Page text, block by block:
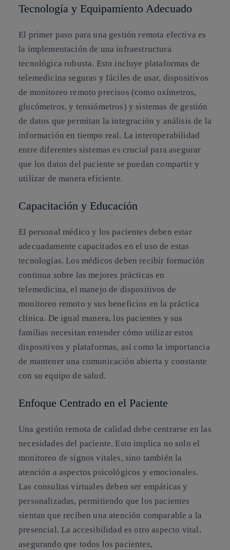
Tecnología y Equipamiento Adecuado
El primer paso para una gestión remota efectiva es
la implementación de una infraestructura
tecnológica robusta. Esto incluye plataformas de
telemedicina seguras y fáciles de usar, dispositivos
de monitoreo remoto precisos (como oxímetros,
glucómetros, y tensiómetros) y sistemas de gestión
de datos que permitan la integración y análisis de la
información en tiempo real. La interoperabilidad
entre diferentes sistemas es crucial para asegurar
que los datos del paciente se puedan compartir y
utilizar de manera eficiente.
Capacitación y Educación
El personal médico y los pacientes deben estar
adecuadamente capacitados en el uso de estas
tecnologías. Los médicos deben recibir formación
continua sobre las mejores prácticas en
telemedicina, el manejo de dispositivos de
monitoreo remoto y sus beneficios en la práctica
clínica. De igual manera, los pacientes y sus
familias necesitan entender cómo utilizar estos
dispositivos y plataformas, así como la importancia
de mantener una comunicación abierta y constante
con su equipo de salud.
Enfoque Centrado en el Paciente
Una gestión remota de calidad debe centrarse en las
necesidades del paciente. Esto implica no solo el
monitoreo de signos vitales, sino también la
atención a aspectos psicológicos y emocionales.
Las consultas virtuales deben ser empáticas y
personalizadas, permitiendo que los pacientes
sientan que reciben una atención comparable a la
presencial. La accesibilidad es otro aspecto vital,
asegurando que todos los pacientes,